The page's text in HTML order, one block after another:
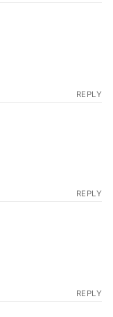
REPLY
REPLY
REPLY